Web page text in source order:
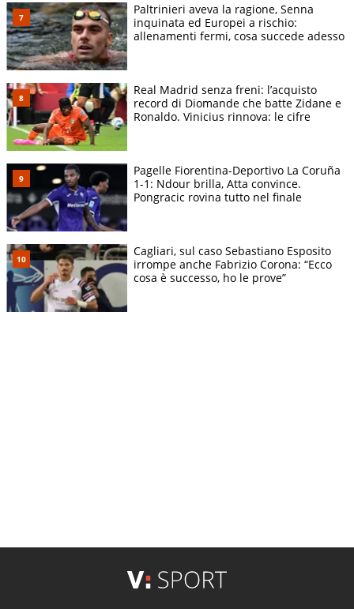
Paltrinieri aveva la ragione, Senna
inquinata ed Europei a rischio:
allenamenti fermi, cosa succede adesso
Real Madrid senza freni: l’acquisto
record di Diomande che batte Zidane e
Ronaldo. Vinicius rinnova: le cifre
Pagelle Fiorentina-Deportivo La Coruña
1-1: Ndour brilla, Atta convince.
Pongracic rovina tutto nel finale
Cagliari, sul caso Sebastiano Esposito
irrompe anche Fabrizio Corona: “Ecco
cosa è successo, ho le prove”